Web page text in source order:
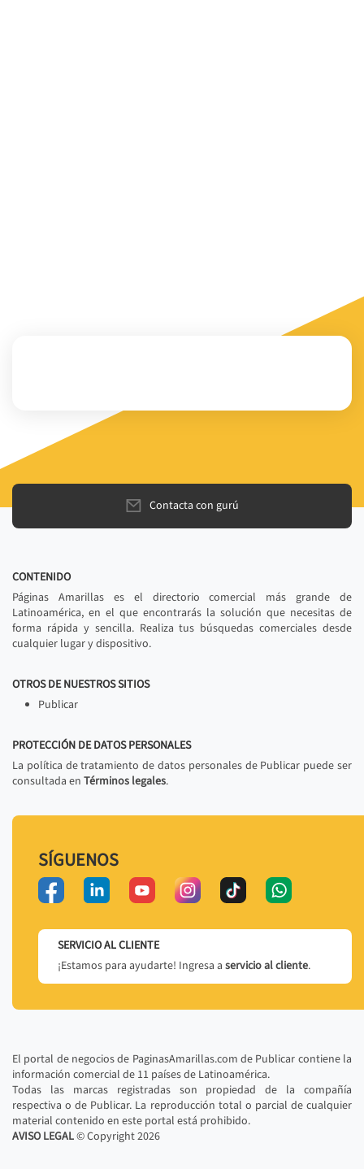
Contacta con gurú
CONTENIDO
Páginas Amarillas es el directorio comercial más grande de
Latinoamérica, en el que encontrarás la solución que necesitas de
forma rápida y sencilla. Realiza tus búsquedas comerciales desde
cualquier lugar y dispositivo.
OTROS DE NUESTROS SITIOS
Publicar
PROTECCIÓN DE DATOS PERSONALES
La política de tratamiento de datos personales de Publicar puede ser
consultada en Términos legales.
SÍGUENOS
SERVICIO AL CLIENTE
¡Estamos para ayudarte! Ingresa a servicio al cliente.
El portal de negocios de PaginasAmarillas.com de Publicar contiene la
información comercial de 11 países de Latinoamérica.
Todas las marcas registradas son propiedad de la compañía
respectiva o de Publicar. La reproducción total o parcial de cualquier
material contenido en este portal está prohibido.
AVISO LEGAL© Copyright2026